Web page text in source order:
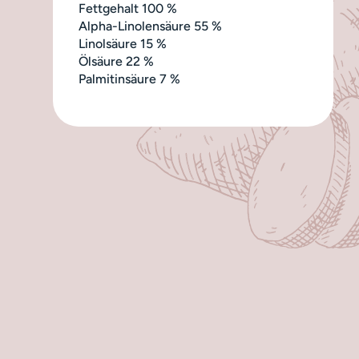
Fettgehalt 100 %
Alpha-Linolensäure 55 %
Linolsäure 15 %
Ölsäure 22 %
Palmitinsäure 7 %